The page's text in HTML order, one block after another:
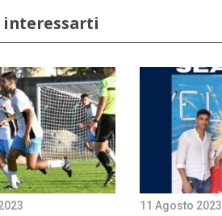
interessarti
11 Agosto 2023